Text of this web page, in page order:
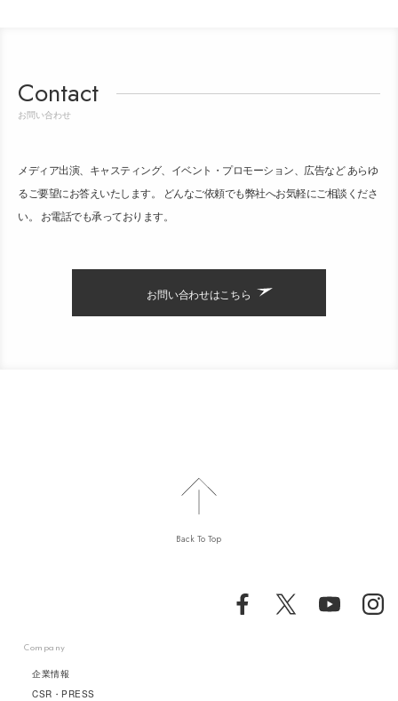
Contact
お問い合わせ
メディア出演、キャスティング、イベント・プロモーション、広告など あらゆ
るご要望にお答えいたします。 どんなご依頼でも弊社へお気軽にご相談くださ
い。 お電話でも承っております。
お問い合わせはこちら
Back To Top
Company
企業情報
CSR・PRESS